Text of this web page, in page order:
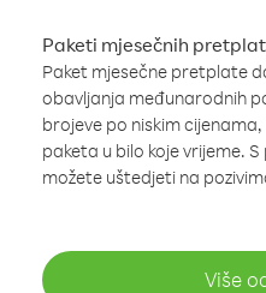
Paketi mjesečnih
Paket mjesečne pretplate
obavljanja međunarodnih
brojeve po niskim
paketa u bilo koje vrijeme.
možete uštedjeti na
Više